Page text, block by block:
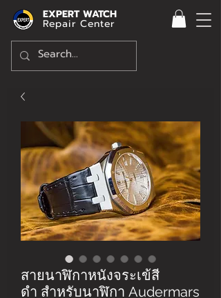
EXPERT WATCH
Repair Center
สายนาฬิกาหนังจระเข้สี
ดำ สำหรับนาฬิกา Audermars